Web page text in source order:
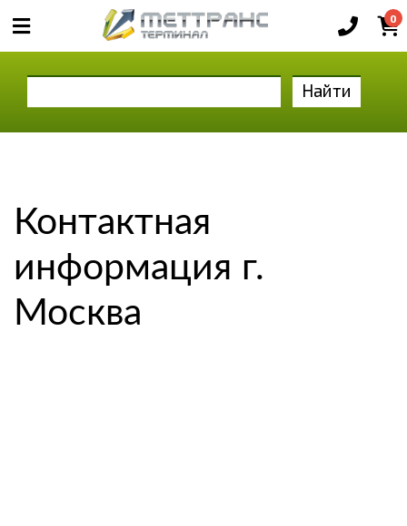
0
Найти
Контактная
информация г.
Москва